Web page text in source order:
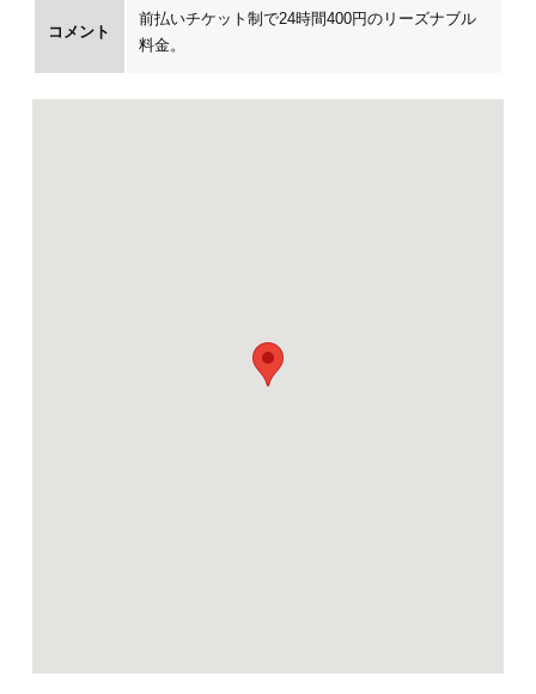
コメント
前払いチケット制で24時間400円のリーズナブル
料金。